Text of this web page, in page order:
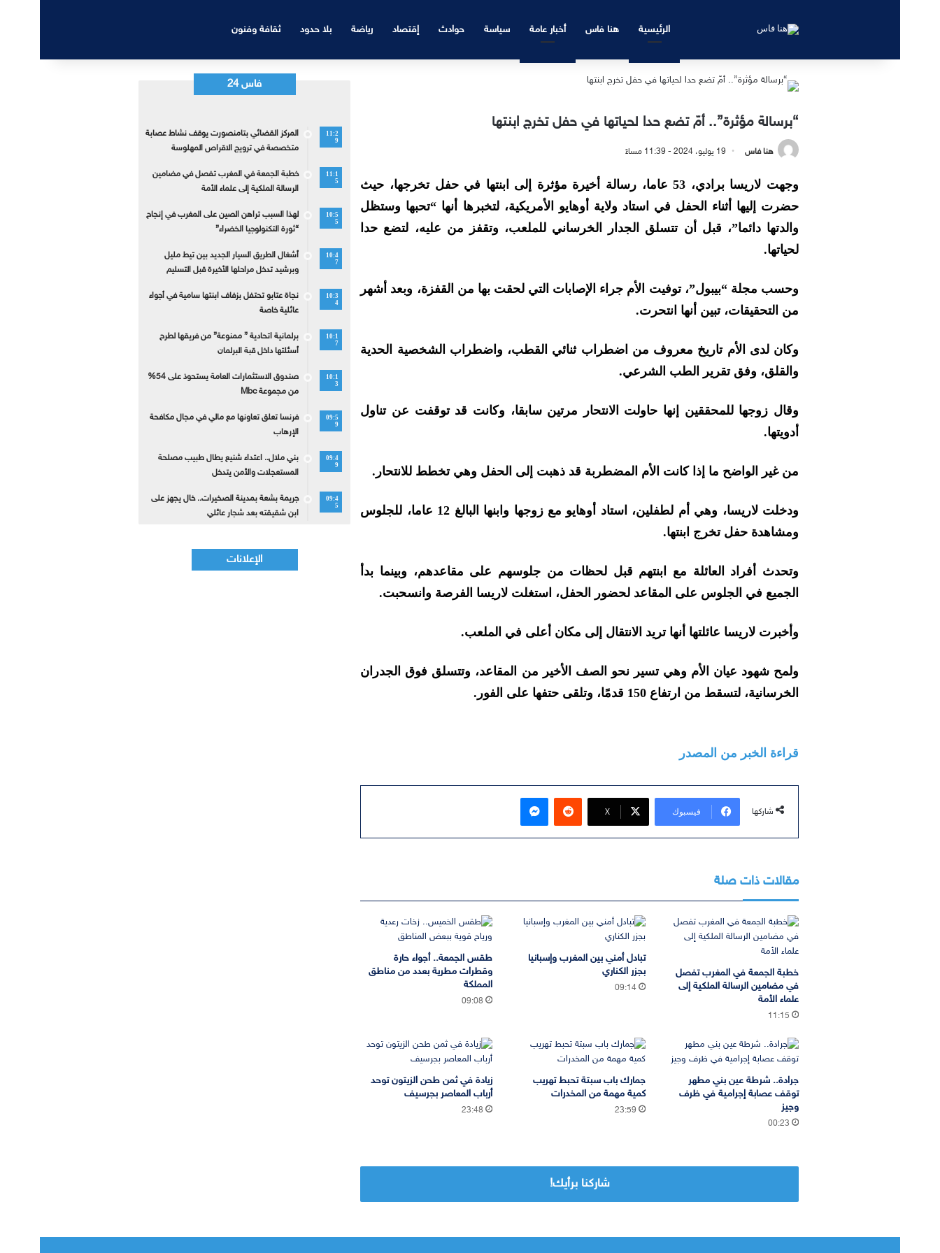
الرئيسية هنا فاس أخبار عامة سياسة حوادث إقتصاد رياضة بلا حدود ثقافة وفنون
“برسالة مؤثرة”.. أمّ تضع حدا لحياتها في حفل تخرج ابنتها
هنا فاس 19 يوليو، 2024 - 11:39 مساءً
وجهت لاريسا برادي، 53 عاما، رسالة أخيرة مؤثرة إلى ابنتها في حفل تخرجها، حيث
حضرت إليها أثناء الحفل في استاد ولاية أوهايو الأمريكية، لتخبرها أنها “تحبها وستظل
والدتها دائما”، قبل أن تتسلق الجدار الخرساني للملعب، وتقفز من عليه، لتضع حدا
لحياتها.
وحسب مجلة “بيبول”، توفيت الأم جراء الإصابات التي لحقت بها من القفزة، وبعد أشهر
من التحقيقات، تبين أنها انتحرت.
وكان لدى الأم تاريخ معروف من اضطراب ثنائي القطب، واضطراب الشخصية الحدية
والقلق، وفق تقرير الطب الشرعي.
وقال زوجها للمحققين إنها حاولت الانتحار مرتين سابقا، وكانت قد توقفت عن تناول
أدويتها.
من غير الواضح ما إذا كانت الأم المضطربة قد ذهبت إلى الحفل وهي تخطط للانتحار.
ودخلت لاريسا، وهي أم لطفلين، استاد أوهايو مع زوجها وابنها البالغ 12 عاما، للجلوس
ومشاهدة حفل تخرج ابنتها.
وتحدث أفراد العائلة مع ابنتهم قبل لحظات من جلوسهم على مقاعدهم، وبينما بدأ
الجميع في الجلوس على المقاعد لحضور الحفل، استغلت لاريسا الفرصة وانسحبت.
وأخبرت لاريسا عائلتها أنها تريد الانتقال إلى مكان أعلى في الملعب.
ولمح شهود عيان الأم وهي تسير نحو الصف الأخير من المقاعد، وتتسلق فوق الجدران
الخرسانية، لتسقط من ارتفاع 150 قدمًا، وتلقى حتفها على الفور.
قراءة الخبر من المصدر
شاركها فيسبوك ‫X
ماسنجر
مقالات ذات صلة
خطبة الجمعة في المغرب تفصل
في مضامين الرسالة الملكية إلى
علماء الأمة
11:15
تبادل أمني بين المغرب وإسبانيا
بجزر الكناري
09:14
طقس الجمعة.. أجواء حارة
وقطرات مطرية بعدد من مناطق
المملكة
09:08
جرادة.. شرطة عين بني مطهر
توقف عصابة إجرامية في ظرف
وجيز
00:23
جمارك باب سبتة تحبط تهريب
كمية مهمة من المخدرات
23:59
زيادة في ثمن طحن الزيتون توحد
أرباب المعاصر بجرسيف
23:48
شاركنا برأيك!
فاس 24
11:2
9
المركز القضائي بتامنصورت يوقف نشاط عصابة
متخصصة في ترويج الاقراص المهلوسة
11:1
5
خطبة الجمعة في المغرب تفصل في مضامين
الرسالة الملكية إلى علماء الأمة
10:5
5
لهذا السبب تراهن الصين على المغرب في إنجاح
“ثورة التكنولوجيا الخضراء”
10:4
7
أشغال الطريق السيار الجديد بين تيط مليل
وبرشيد تدخل مراحلها الأخيرة قبل التسليم
10:3
4
نجاة عتابو تحتفل بزفاف ابنتها سامية في أجواء
عائلية خاصة
10:1
7
برلمانية اتحادية ” ممنوعة” من فريقها لطرح
أسئلتها داخل قبة البرلمان
10:1
3
صندوق الاستثمارات العامة يستحوذ على 54%
من مجموعة Mbc
09:5
9
فرنسا تعلق تعاونها مع مالي في مجال مكافحة
الإرهاب
09:4
9
بني ملال.. اعتداء شنيع يطال طبيب مصلحة
المستعجلات والأمن يتدخل
09:4
5
جريمة بشعة بمدينة الصخيرات.. خال يجهز على
ابن شقيقته بعد شجار عائلي
الإعلانات